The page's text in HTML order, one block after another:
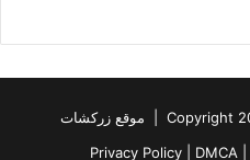
Privacy Policy
DMCA